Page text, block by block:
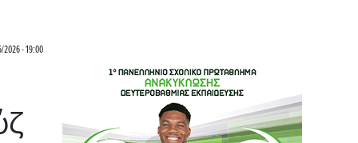
2026 - 19:00